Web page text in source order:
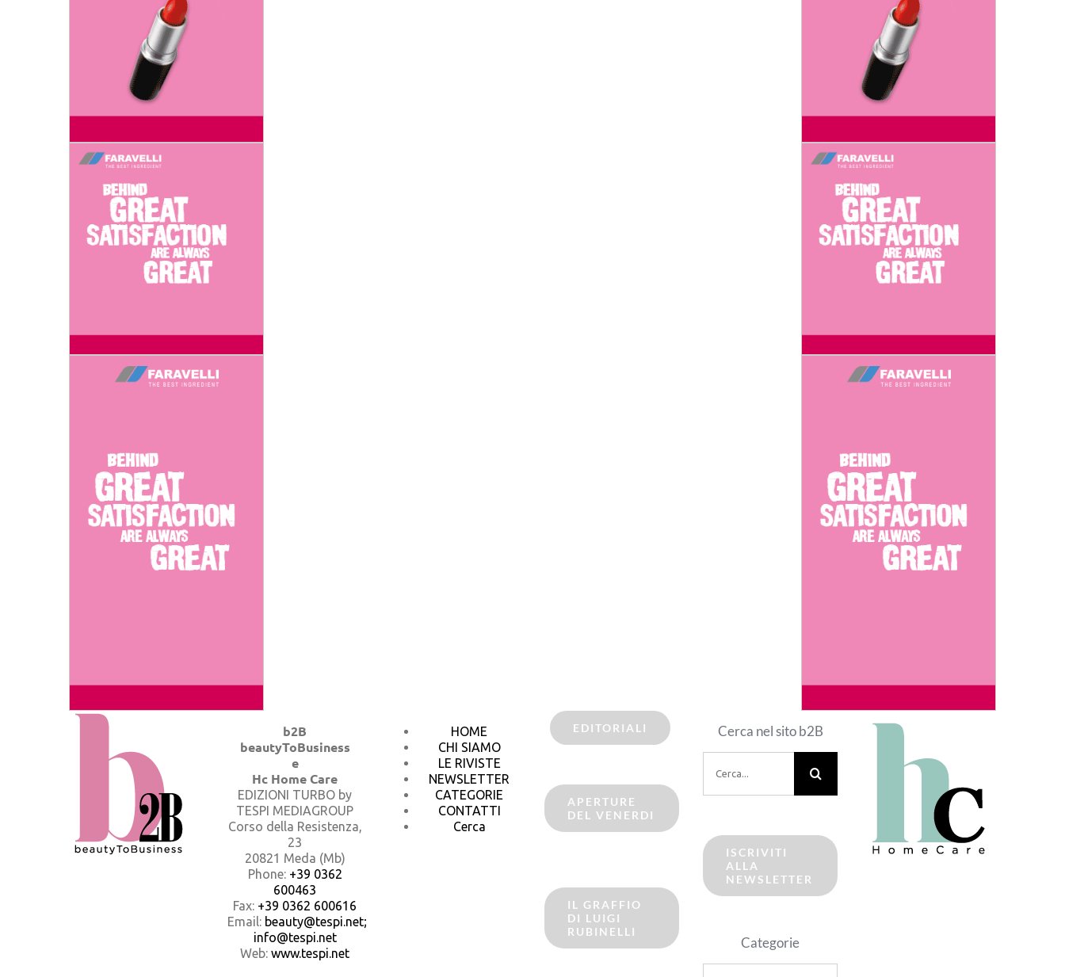
b2B
beautyToBusiness
e
Hc Home Care
EDIZIONI TURBO by
TESPI MEDIAGROUP
Corso della Resistenza,
23
20821 Meda (Mb)
Phone: +39 0362
600463
Fax: +39 0362 600616
Email: beauty@tespi.net;
info@tespi.net
Web: www.tespi.net
HOME
CHI SIAMO
LE RIVISTE
NEWSLETTER
CATEGORIE
CONTATTI
Cerca
EDITORIALI
APERTURE
DEL VENERDI
IL GRAFFIO
DI LUIGI
RUBINELLI
Cerca nel sito b2B
per:
ISCRIVITI
ALLA
NEWSLETTER
Categorie